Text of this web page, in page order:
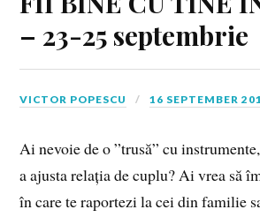
– 23-25 septembrie
VICTOR POPESCU 16 SEPTEMBER
Ai nevoie de o ”trusă” cu
a ajusta relația de cuplu? Ai vrea să
în care te raportezi la cei din familie